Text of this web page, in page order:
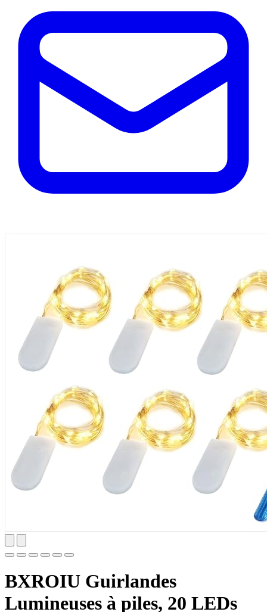
BXROIU Guirlandes
Lumineuses à piles, 20 LEDs